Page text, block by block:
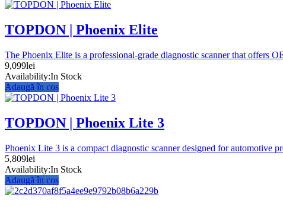
TOPDON | Phoenix Elite
The Phoenix Elite is a professional-grade diagnostic scanner that offers
9,099lei
Availability:In Stock
Adaugă în coș
TOPDON | Phoenix Lite 3
Phoenix Lite 3 is a compact diagnostic scanner designed for automotive
5,809lei
Availability:In Stock
Adaugă în coș